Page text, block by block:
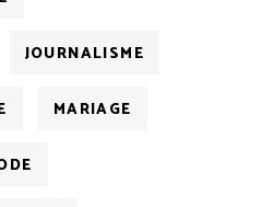
JOURNALISME
MARIAGE